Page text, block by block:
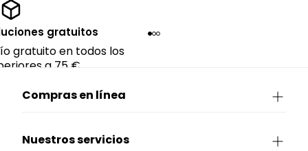
gratuitos
gratuito en todos los
a 75 €.
Compras en línea
Nuestros servicios